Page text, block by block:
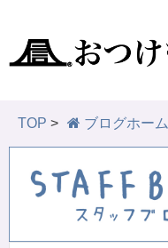
TOP > ブログホーム